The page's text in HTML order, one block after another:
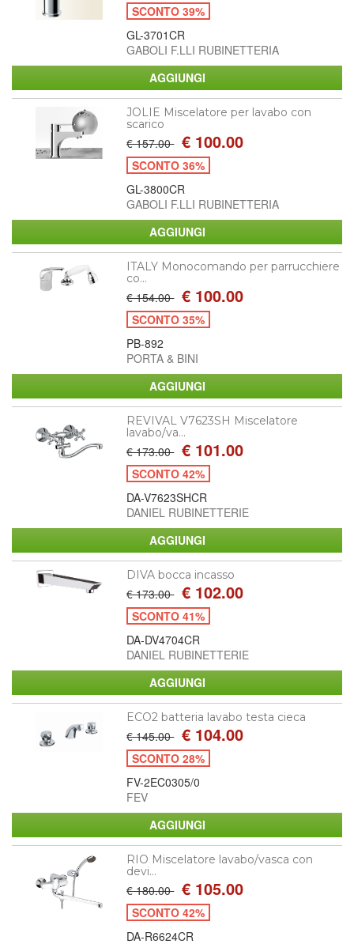
SCONTO 39%
GL-3701CR
GABOLI F.LLI RUBINETTERIA
JOLIE Miscelatore per lavabo con
scarico
€ 157.00 € 100.00
SCONTO 36%
GL-3800CR
GABOLI F.LLI RUBINETTERIA
ITALY Monocomando per parrucchiere
co...
€ 154.00 € 100.00
SCONTO 35%
PB-892
PORTA & BINI
REVIVAL V7623SH Miscelatore
lavabo/va...
€ 173.00 € 101.00
SCONTO 42%
DA-V7623SHCR
DANIEL RUBINETTERIE
DIVA bocca incasso
€ 173.00 € 102.00
SCONTO 41%
DA-DV4704CR
DANIEL RUBINETTERIE
ECO2 batteria lavabo testa cieca
€ 145.00 € 104.00
SCONTO 28%
FV-2EC0305/0
FEV
RIO Miscelatore lavabo/vasca con
devi...
€ 180.00 € 105.00
SCONTO 42%
DA-R6624CR